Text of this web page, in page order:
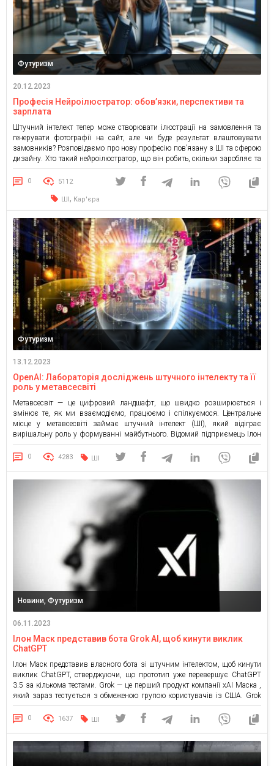
Футуризм
20.12.2023
Професія Нейроілюстратор: обов’язки, перспективи та
зарплата
Штучний інтелект тепер може створювати ілюстрації на замовлення та
генерувати фотографії на сайт, але чи буде результат влаштовувати
замовників? Розповідаємо про нову професію пов’язану з ШІ та сферою
дизайну. Хто такий нейроілюстратор, що він робить, скільки заробляє та
які в нього перспективи на українському ринку. Хто такий
нейроілюстратор? Штучний інтелект навчився генерувати зображення та
0 5112
ШІ, Кар'єра
Футуризм
13.12.2023
OpenAI: Лабораторія досліджень штучного інтелекту та її
роль у метавсесвіті
Метавсесвіт — це цифровий ландшафт, що швидко розширюється і
змінює те, як ми взаємодіємо, працюємо і спілкуємося. Центральне
місце у метавсесвіті займає штучний інтелект (ШІ), який відіграє
вирішальну роль у формуванні майбутнього. Відомий підприємець Ілон
Маск зробив новаторський крок, інвестувавши значну суму у відому
компанію OpenAI, яка завдяки своїм розробками має значний вплив на
розвиток […]
0 4283 ШІ
Новини, Футуризм
06.11.2023
Ілон Маск представив бота Grok AI, щоб кинути виклик
ChatGPT
Ілон Маск представив власного бота зі штучним інтелектом, щоб кинути
виклик ChatGPT, стверджуючи, що прототип уже перевершує ChatGPT
3.5 за кількома тестами. Grok — це перший продукт компанії xAI Маска ,
який зараз тестується з обмеженою групою користувачів із США. Grok
розробляється на основі даних Маска X, колишнього Twitter, і тому він
краще поінформований про останні […]
0 1637 ШІ